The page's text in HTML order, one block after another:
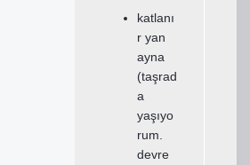
katlanı
r yan
ayna
(taşrad
a
yaşıyo
rum.
devre